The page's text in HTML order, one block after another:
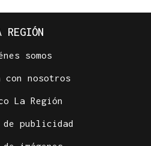
REGIÓN
somos
con nosotros
La Región
publicidad